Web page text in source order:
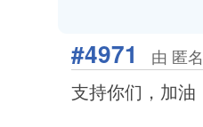
#4971 由 匿
支持你们，加油